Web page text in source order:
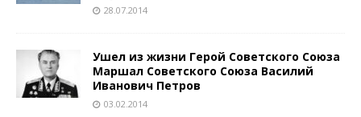
28.07.2014
Ушел из жизни Герой Советского Союза
Маршал Советского Союза Василий
Иванович Петров
03.02.2014